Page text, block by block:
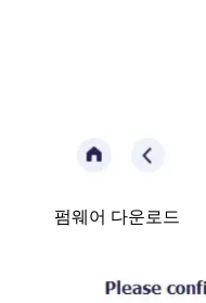
펌웨어 다운로드